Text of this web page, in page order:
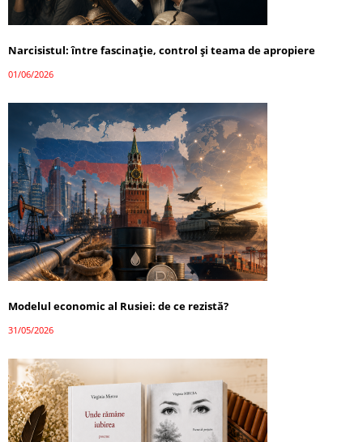
Narcisistul: între fascinație, control și teama de apropiere
01/06/2026
Modelul economic al Rusiei: de ce rezistă?
31/05/2026